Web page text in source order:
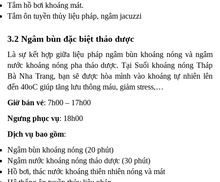
Tắm hồ bơi khoáng mát.
Tắm ôn tuyền thủy liệu pháp, ngâm jacuzzi
3.2 Ngâm bùn đặc biệt thảo dược
Là sự kết hợp giữa liệu pháp ngâm bùn khoáng nóng và ngâm
nước khoáng nóng pha thảo dược. Tại Suối khoáng nóng Tháp
Bà Nha Trang, bạn sẽ được hòa mình vào khoáng tự nhiên lên
đến 40oC giúp tăng lưu thông máu, giảm stress,…
Giờ bán vé: 7h00 – 17h00
Ngưng phục vụ: 18h00
Dịch vụ bao gồm:
Ngâm bùn khoáng nóng (20 phút)
Ngâm nước khoáng nóng thảo dược (30 phút)
Hồ bơi, thác nước khoáng thiên nhiên nóng và mát